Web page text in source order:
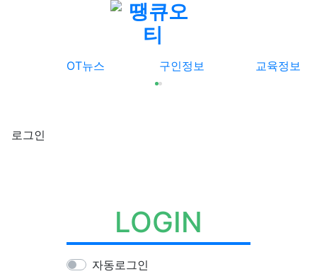
OT뉴스 구인정보 교육정보
로그인
LOGIN
자동로그인